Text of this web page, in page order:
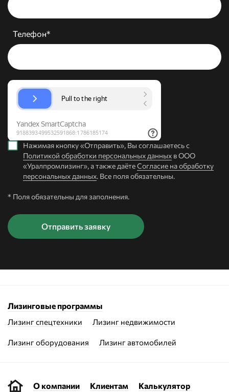
Телефон*
Нажимая кнопку «Отправить», Вы соглашаетесь с
Политикой обработки персональных данных в ООО
«Уралпромлизинг», а также даётеСогласие на обработку
персональных данных. Все поля обязательны.
* Поля обязательны для заполнения.
Лизинговые программы
Лизинг спецтехники Лизинг недвижимости
Лизинг оборудования Лизинг автомобилей
О компании Клиентам Калькулятор